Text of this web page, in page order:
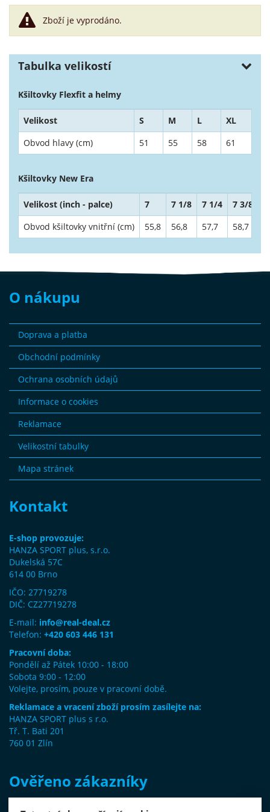
Zboží je vyprodáno.
Tabulka velikostí
Kšiltovky Flexfit a helmy
Velikost S M L
XL
Obvod hlavy (cm)
51 55 58 61
Kšiltovky New Era
Velikost (inch - palce) 7 7 1/8 7 1/4 7 3/8
Obvod kšiltovky vnitřní (cm)
55,8 56,8 57,7 58,7
O nákupu
Doprava a platba
Obchodní podmínky
Ochrana osobních údajů
Informace o cookies
Reklamace
Velikostní tabulky
Mapa stránek
Kontakt
E-shop provozuje:
HANZA SPORT plus, s.r.o.
Dukelská 57C
614 00 Brno
IČO: 27719278
DIČ: CZ27719278
E-mail: info@real-deal.cz
Telefon: +420 603 446 131
Pracovní doba:
Pondělí až Pátek 10:00 - 18:00
Sobota 9:00 - 12:00
Volejte, prosím, pouze v pracovní době.
Reklamace a vracení zboží prosím zasílejte na:
HANZA SPORT plus s r.o.
Tř. T. Bati 201
760 01 Zlín
Ověřeno zákazníky